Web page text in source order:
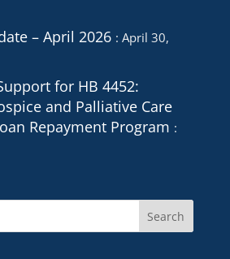
– April 2026
April 30,
for HB 4452:
and Palliative Care
Repayment Program